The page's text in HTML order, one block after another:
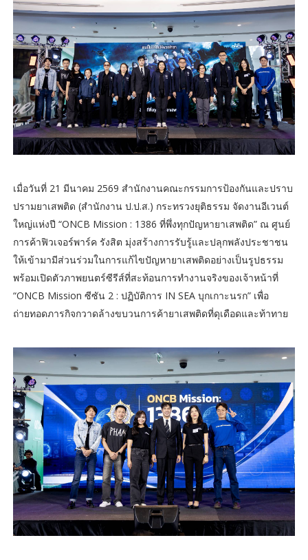
เมื่อวันที่ 21 มีนาคม 2569 สำนักงานคณะกรรมการป้องกันและปราบ
ปรามยาเสพติด (สำนักงาน ป.ป.ส.) กระทรวงยุติธรรม จัดงานอีเวนต์
ใหญ่แห่งปี “ONCB Mission : 1386 ที่พึ่งทุกปัญหายาเสพติด” ณ ศูนย์
การค้าฟิวเจอร์พาร์ค รังสิต มุ่งสร้างการรับรู้และปลุกพลังประชาชน
ให้เข้ามามีส่วนร่วมในการแก้ไขปัญหายาเสพติดอย่างเป็นรูปธรรม
พร้อมเปิดตัวภาพยนตร์ซีรีส์ที่สะท้อนการทำงานจริงของเจ้าหน้าที่
“ONCB Mission ซีซัน 2 : ปฏิบัติการ IN SEA บุกเกาะนรก” เพื่อ
ถ่ายทอดภารกิจกวาดล้างขบวนการค้ายาเสพติดที่ดุเดือดและท้าทาย